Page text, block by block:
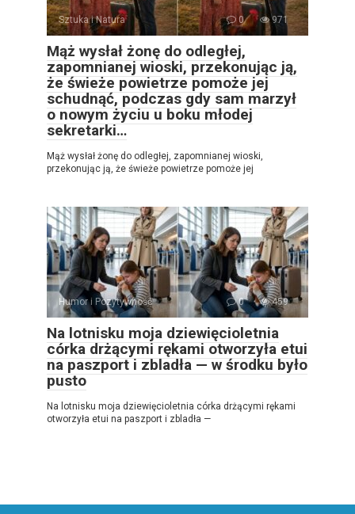
Sztuka i Natura 0 971
Mąż wysłał żonę do odległej,
zapomnianej wioski, przekonując ją,
że świeże powietrze pomoże jej
schudnąć, podczas gdy sam marzył
o nowym życiu u boku młodej
sekretarki…
Mąż wysłał żonę do odległej, zapomnianej wioski,
przekonując ją, że świeże powietrze pomoże jej
Humor i Pozytywność 0 459
Na lotnisku moja dziewięcioletnia
córka drżącymi rękami otworzyła etui
na paszport i zbladła — w środku było
pusto
Na lotnisku moja dziewięcioletnia córka drżącymi rękami
otworzyła etui na paszport i zbladła —